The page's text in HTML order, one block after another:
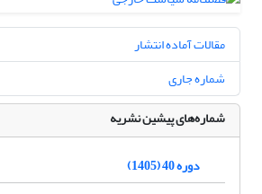
مقالات آماده انتشار
شماره جاری
شماره‌های پیشین نشریه
دوره 40 (1405)